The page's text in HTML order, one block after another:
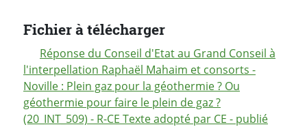
Fichier à télécharger
Réponse du Conseil d'Etat au Grand Conseil à
l'interpellation Raphaël Mahaim et consorts -
Noville : Plein gaz pour la géothermie ? Ou
géothermie pour faire le plein de gaz ?
(20_INT_509) - R-CE Texte adopté par CE - publié